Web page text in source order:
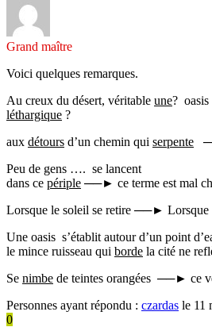
Grand maître
Voici quelques remarques.
Au creux du désert, véritable une? oasis
léthargique ?
aux détours d’un chemin qui serpente
Peu de gens …. se lancent
dans ce périple ──► ce terme est mal
Lorsque le soleil se retire ──► Lorsque
Une oasis s’établit autour d’un point
le mince ruisseau qui borde la cité ne
Se nimbe de teintes orangées ──► ce
Personnes ayant répondu : czardas le 11
0